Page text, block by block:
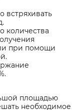
встряхивать
количества
при помощи
площадью
необходимое